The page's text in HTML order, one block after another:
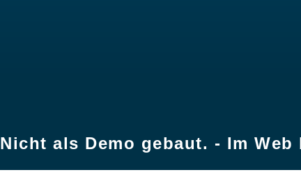
Nicht als Demo gebaut. - Im Web